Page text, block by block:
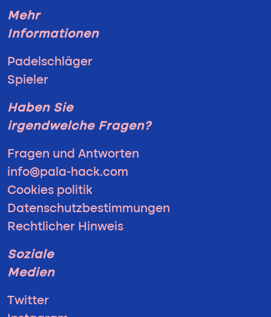
Mehr
Informationen
Padelschläger
Spieler
Haben Sie
irgendwelche Fragen?
Fragen und Antworten
info@pala-hack.com
Cookies politik
Datenschutzbestimmungen
Rechtlicher Hinweis
Soziale
Medien
Twitter